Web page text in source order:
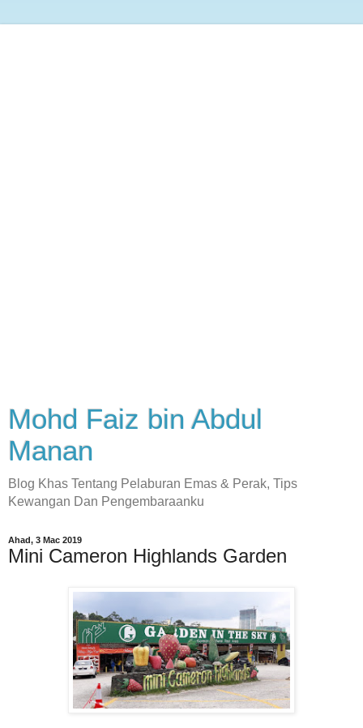
Mohd Faiz bin Abdul
Manan
Blog Khas Tentang Pelaburan Emas & Perak, Tips
Kewangan Dan Pengembaraanku
Ahad, 3 Mac 2019
Mini Cameron Highlands Garden